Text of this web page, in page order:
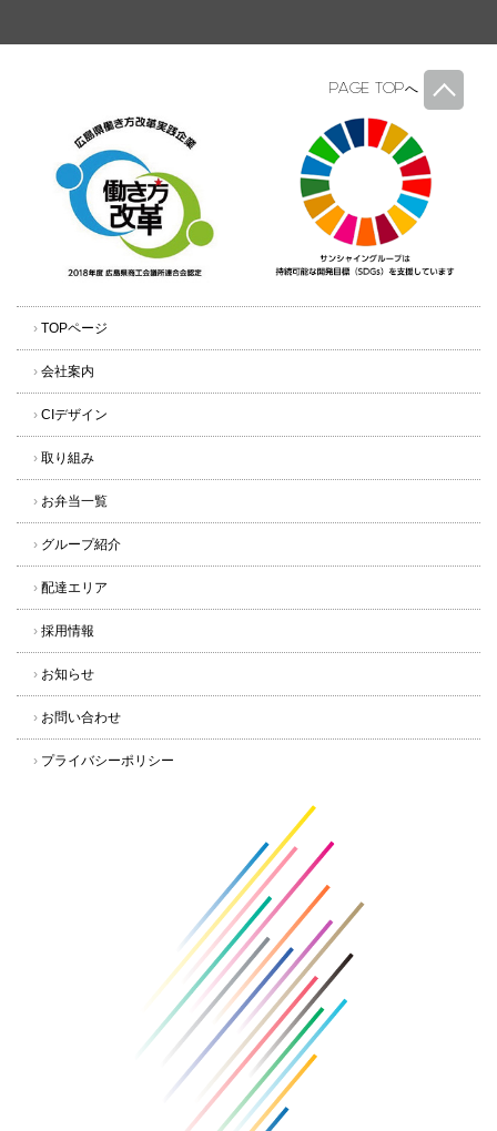
PAGE TOPへ
› TOPページ
› 会社案内
› CIデザイン
› 取り組み
› お弁当一覧
› グループ紹介
› 配達エリア
› 採用情報
› お知らせ
› お問い合わせ
› プライバシーポリシー